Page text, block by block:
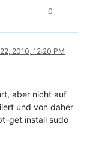
0
2010, 12:20 PM
aber nicht auf
und von daher
get install sudo